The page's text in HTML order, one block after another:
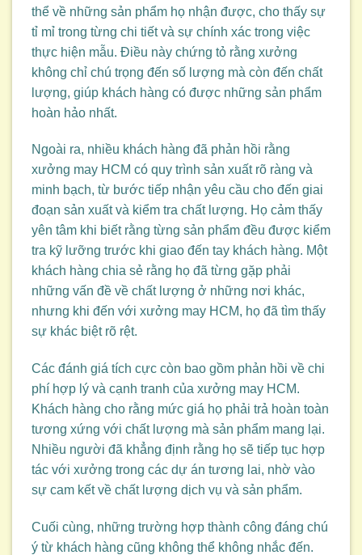
thể về những sản phẩm họ nhận được, cho thấy sự
tỉ mỉ trong từng chi tiết và sự chính xác trong việc
thực hiện mẫu. Điều này chứng tỏ rằng xưởng
không chỉ chú trọng đến số lượng mà còn đến chất
lượng, giúp khách hàng có được những sản phẩm
hoàn hảo nhất.
Ngoài ra, nhiều khách hàng đã phản hồi rằng
xưởng may HCM có quy trình sản xuất rõ ràng và
minh bạch, từ bước tiếp nhận yêu cầu cho đến giai
đoạn sản xuất và kiểm tra chất lượng. Họ cảm thấy
yên tâm khi biết rằng từng sản phẩm đều được kiểm
tra kỹ lưỡng trước khi giao đến tay khách hàng. Một
khách hàng chia sẻ rằng họ đã từng gặp phải
những vấn đề về chất lượng ở những nơi khác,
nhưng khi đến với xưởng may HCM, họ đã tìm thấy
sự khác biệt rõ rệt.
Các đánh giá tích cực còn bao gồm phản hồi về chi
phí hợp lý và cạnh tranh của xưởng may HCM.
Khách hàng cho rằng mức giá họ phải trả hoàn toàn
tương xứng với chất lượng mà sản phẩm mang lại.
Nhiều người đã khẳng định rằng họ sẽ tiếp tục hợp
tác với xưởng trong các dự án tương lai, nhờ vào
sự cam kết về chất lượng dịch vụ và sản phẩm.
Cuối cùng, những trường hợp thành công đáng chú
ý từ khách hàng cũng không thể không nhắc đến.